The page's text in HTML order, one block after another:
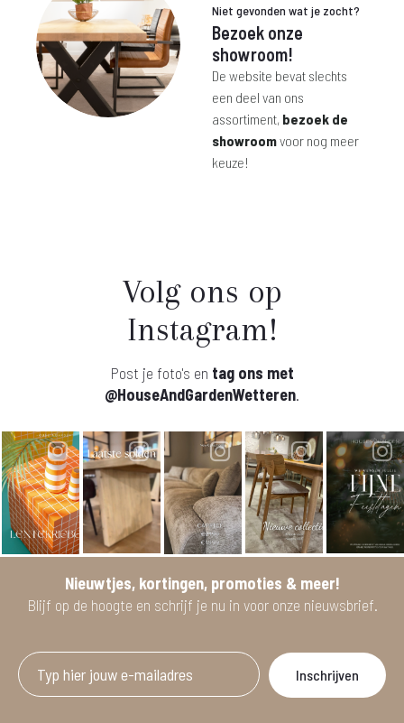
Niet gevonden wat je zocht?
Bezoek onze
showroom!
De website bevat slechts
een deel van ons
assortiment, bezoek de
showroomvoor nog meer
keuze!
Volg ons op
Instagram!
Post je foto's en tag ons met
@HouseAndGardenWetteren.
Nieuwtjes, kortingen, promoties & meer!
Blijf op de hoogte en schrijf je nu in voor onze nieuwsbrief.